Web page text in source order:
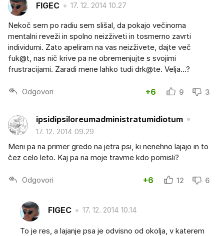
FIGEC 17. 12. 2014 10.27
Nekoč sem po radiu sem slišal, da pokajo večinoma
mentalni reveži in spolno neizživeti in tosmerno zavrti
individumi. Zato apeliram na vas neizživete, dajte več
fuk@t, nas nič krive pa ne obremenjujte s svojimi
frustracijami. Zaradi mene lahko tudi drk@te. Velja...?
Odgovori +6 9 3
ipsidipsiloreumadministratumidiotum
17. 12. 2014 09.29
Meni pa na primer gredo na jetra psi, ki nenehno lajajo in to
čez celo leto. Kaj pa na moje travme kdo pomisli?
Odgovori +6 12 6
FIGEC 17. 12. 2014 10.14
To je res, a lajanje psa je odvisno od okolja, v katerem